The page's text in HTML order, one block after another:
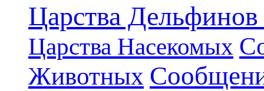
Царства
Царства Насекомых
Животных